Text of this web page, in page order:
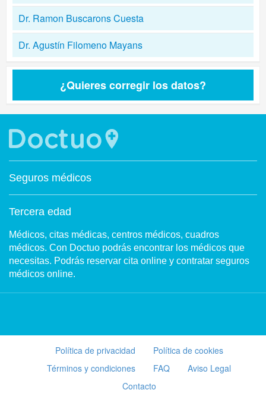
Dr. Ramon Buscarons Cuesta
Dr. Agustín Filomeno Mayans
¿Quieres corregir los datos?
Seguros médicos
Tercera edad
Médicos, citas médicas, centros médicos, cuadros
médicos. Con Doctuo podrás encontrar los médicos que
necesitas. Podrás reservar cita online y contratar seguros
médicos online.
Política de privacidad
Política de cookies
Términos y condiciones
FAQ
Aviso Legal
Contacto